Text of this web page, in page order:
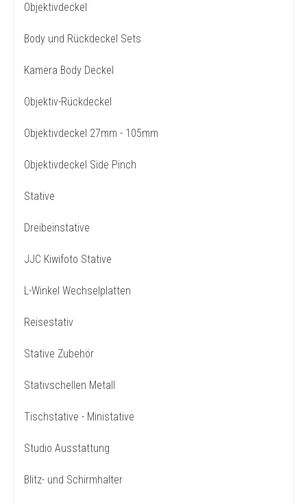
Objektivdeckel
Body und Rückdeckel Sets
Kamera Body Deckel
Objektiv-Rückdeckel
Objektivdeckel 27mm - 105mm
Objektivdeckel Side Pinch
Stative
Dreibeinstative
JJC Kiwifoto Stative
L-Winkel Wechselplatten
Reisestativ
Stative Zubehör
Stativschellen Metall
Tischstative - Ministative
Studio Ausstattung
Blitz- und Schirmhalter